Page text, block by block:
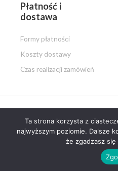
Płatność i
dostawa
Formy płatności
Koszty dostawy
Czas realizacji zamówień
Copyright © 2026
Powered by
Ta strona korzysta z
najwyższym poziomie. Dalsze
że zgadzasz